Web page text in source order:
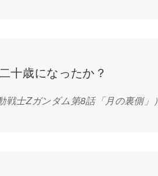
十歳になったか？
戦士Zガンダム第8話「月の裏側」）